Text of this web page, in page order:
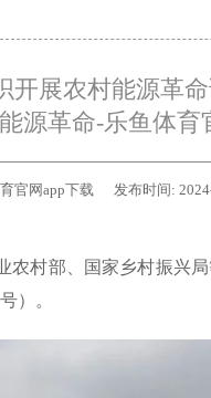
开展农村能源革
源革命-乐鱼体育
官网app下载 发布时间:
农村部、国家乡村振兴
）。